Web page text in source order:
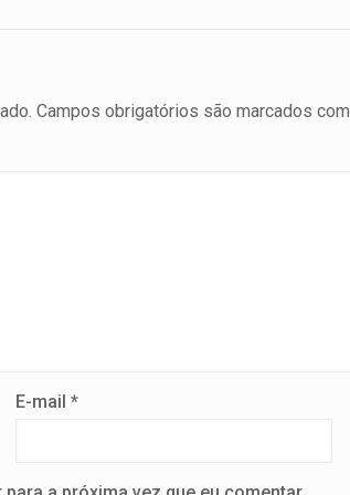
Campos obrigatórios são marcados com
E-mail*